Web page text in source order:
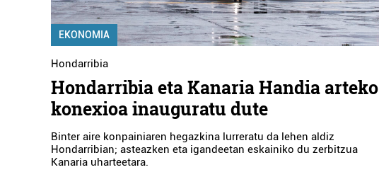
EKONOMIA
Hondarribia
Hondarribia eta Kanaria Handia arteko
konexioa inauguratu dute
Binter aire konpainiaren hegazkina lurreratu da lehen aldiz
Hondarribian; asteazken eta igandeetan eskainiko du zerbitzua
Kanaria uharteetara.